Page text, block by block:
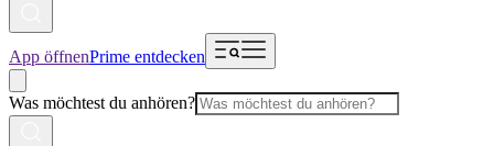
App öffnenPrime entdecken
Was möchtest du anhören?